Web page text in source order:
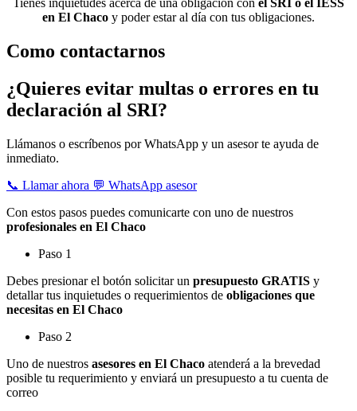
Tienes inquietudes acerca de una obligación con el SRI o el IESS
en El Chaco y poder estar al día con tus obligaciones.
Como contactarnos
¿Quieres evitar multas o errores en tu
declaración al SRI?
Llámanos o escríbenos por WhatsApp y un asesor te ayuda de
inmediato.
📞 Llamar ahora 💬 WhatsApp asesor
Con estos pasos puedes comunicarte con uno de nuestros
profesionales en El Chaco
Paso 1
Debes presionar el botón solicitar un presupuesto GRATIS y
detallar tus inquietudes o requerimientos de obligaciones que
necesitas en El Chaco
Paso 2
Uno de nuestros asesores en El Chaco atenderá a la brevedad
posible tu requerimiento y enviará un presupuesto a tu cuenta de
correo